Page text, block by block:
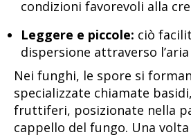
condizioni favorevoli alla
Leggere e piccole: ciò
dispersione attraverso l’aria
Nei funghi, le spore si
specializzate chiamate
fruttiferi, posizionate nella
cappello del fungo. Una